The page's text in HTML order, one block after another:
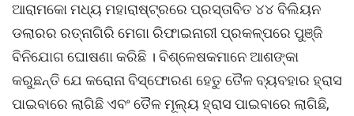
ଆରାମକୋ ମଧ୍ୟ ମହାରାଷ୍ଟ୍ରରେ ପ୍ରସ୍ତାବିତ ୪୪ ବିଲିୟନ
ଡଲାରର ରତ୍ନାଗିରି ମେଗା ରିଫାଇନାରୀ ପ୍ରକଳ୍ପରେ ପୁଞ୍ଜି
ବିନିଯୋଗ ଘୋଷଣା କରିଛି । ବିଶ୍ଳେଷକମାନେ ଆଶଙ୍କା
କରୁଛନ୍ତି ଯେ କରୋନା ବିସ୍ଫୋରଣ ହେତୁ ତୈଳ ବ୍ୟବହାର ହ୍ରାସ
ପାଇବାରେ ଲାଗିଛି ଏବଂ ତୈଳ ମୂଲ୍ୟ ହ୍ରାସ ପାଇବାରେ ଲାଗିଛି,